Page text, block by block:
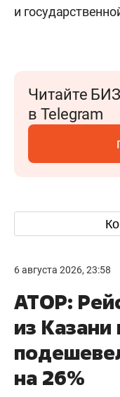
и
Читайте
в Telegram
6 августа 2026, 23:58
АТОР:
из Казани
на 26%